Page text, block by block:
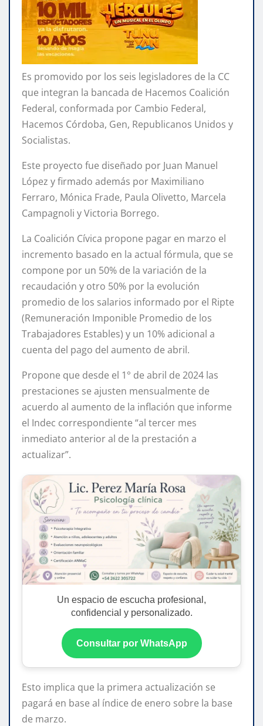
Es promovido por los seis legisladores de la CC
que integran la bancada de Hacemos Coalición
Federal, conformada por Cambio Federal,
Hacemos Córdoba, Gen, Republicanos Unidos y
Socialistas.
Este proyecto fue diseñado por Juan Manuel
López y firmado además por Maximiliano
Ferraro, Mónica Frade, Paula Olivetto, Marcela
Campagnoli y Victoria Borrego.
La Coalición Cívica propone pagar en marzo el
incremento basado en la actual fórmula, que se
compone por un 50% de la variación de la
recaudación y otro 50% por la evolución
promedio de los salarios informado por el Ripte
(Remuneración Imponible Promedio de los
Trabajadores Estables) y un 10% adicional a
cuenta del pago del aumento de abril.
Propone que desde el 1° de abril de 2024 las
prestaciones se ajusten mensualmente de
acuerdo al aumento de la inflación que informe
el Indec correspondiente “al tercer mes
inmediato anterior al de la prestación a
actualizar”.
Un espacio de escucha profesional,
confidencial y personalizado.
Consultar por WhatsApp
Esto implica que la primera actualización se
pagará en base al índice de enero sobre la base
de marzo.